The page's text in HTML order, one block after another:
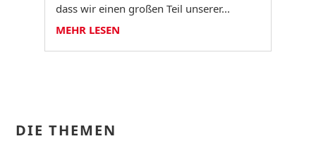
dass wir einen großen Teil unserer...
MEHR LESEN
DIE THEMEN